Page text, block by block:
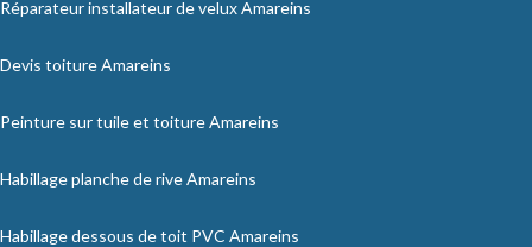
Réparateur installateur de velux Amareins
Devis toiture Amareins
Peinture sur tuile et toiture Amareins
Habillage planche de rive Amareins
Habillage dessous de toit PVC Amareins